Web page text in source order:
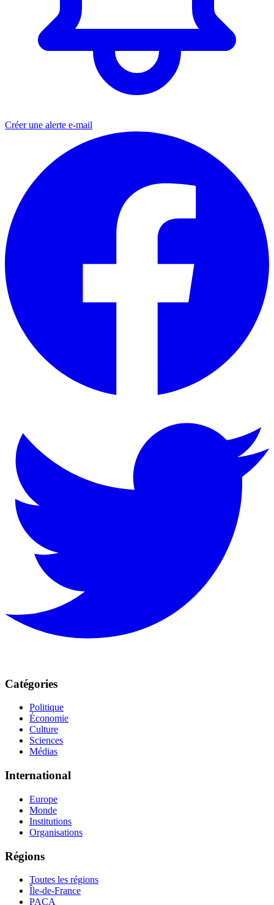
Créer une alerte e-mail
Catégories
Politique
Économie
Culture
Sciences
Médias
International
Europe
Monde
Institutions
Organisations
Régions
Toutes les régions
Île-de-France
PACA